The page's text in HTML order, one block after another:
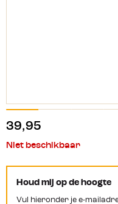
39,95
Niet beschikbaar
Houd mij op de hoogte
Vul hieronder je e-